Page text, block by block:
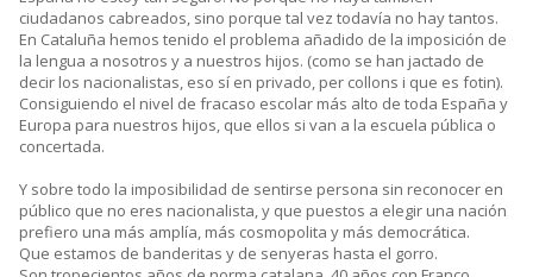
ciudadanos cabreados, sino porque tal vez todavía no hay tantos.
En Cataluña hemos tenido el problema añadido de la imposición de
la lengua a nosotros y a nuestros hijos. (como se han jactado de
decir los nacionalistas, eso sí en privado, per collons i que es fotin).
Consiguiendo el nivel de fracaso escolar más alto de toda España y
Europa para nuestros hijos, que ellos si van a la escuela pública o
concertada.
Y sobre todo la imposibilidad de sentirse persona sin reconocer en
público que no eres nacionalista, y que puestos a elegir una nación
prefiero una más amplía, más cosmopolita y más democrática.
Que estamos de banderitas y de senyeras hasta el gorro.